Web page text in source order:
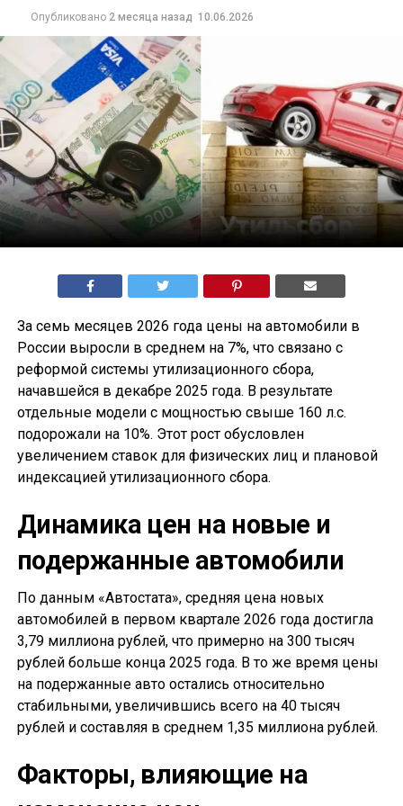
Опубликовано 2 месяца назад 10.06.2026
За семь месяцев 2026 года цены на автомобили в
России выросли в среднем на 7%, что связано с
реформой системы утилизационного сбора,
начавшейся в декабре 2025 года. В результате
отдельные модели с мощностью свыше 160 л.с.
подорожали на 10%. Этот рост обусловлен
увеличением ставок для физических лиц и плановой
индексацией утилизационного сбора.
Динамика цен на новые и
подержанные автомобили
По данным «Автостата», средняя цена новых
автомобилей в первом квартале 2026 года достигла
3,79 миллиона рублей, что примерно на 300 тысяч
рублей больше конца 2025 года. В то же время цены
на подержанные авто остались относительно
стабильными, увеличившись всего на 40 тысяч
рублей и составляя в среднем 1,35 миллиона рублей.
Факторы, влияющие на